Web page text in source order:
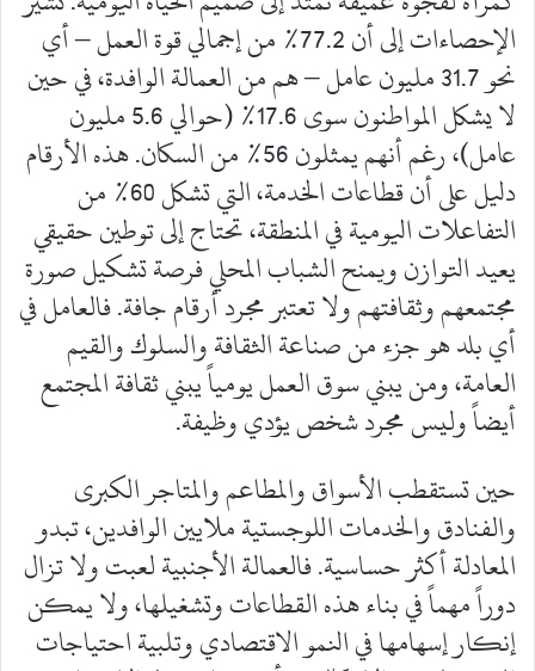
الإحصاءات إلى أن 77.2% من إجمالي قوة العمل – أي
نحو 31.7 مليون عامل – هم من العمالة الوافدة، في حين
لا يشكل المواطنون سوى 17.6% (حوالي 5.6 مليون
عامل)، رغم أنهم يمثلون 56% من السكان. هذه الأرقام
دليل على أن قطاعات الخدمة، التي تشكل 60% من
التفاعلات اليومية في المنطقة، تحتاج إلى توطين حقيقي
يعيد التوازن ويمنح الشباب المحلي فرصة تشكيل صورة
مجتمعهم وثقافتهم ولا تعتبر مجرد أرقام جافة. فالعامل في
أي بلد هو جزء من صناعة الثقافة والسلوك والقيم
العامة، ومن يبني سوق العمل يومياً يبني ثقافة المجتمع
أيضاً وليس مجرد شخص يؤدي وظيفة.
حين تستقطب الأسواق والمطاعم والمتاجر الكبرى
والفنادق والخدمات اللوجستية ملايين الوافدين، تبدو
المعادلة أكثر حساسية. فالعمالة الأجنبية لعبت ولا تزال
دوراً مهماً في بناء هذه القطاعات وتشغيلها، ولا يمكن
إنكار إسهامها في النمو الاقتصادي وتلبية احتياجات